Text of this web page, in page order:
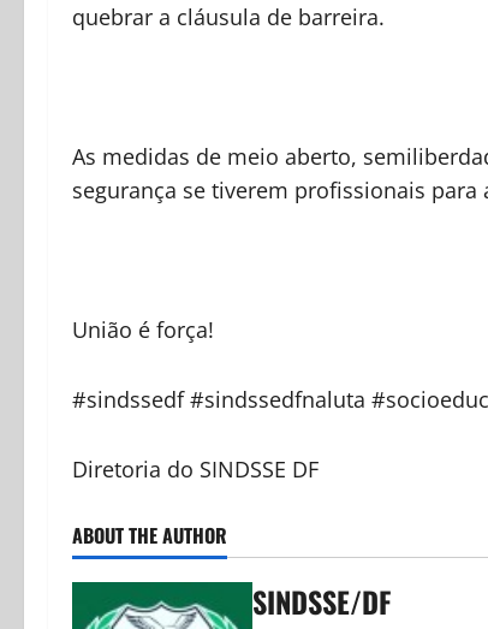
quebrar a cláusula de barreira.
As medidas de meio aberto,
segurança se tiverem profissionais para
União é força!
#sindssedf #sindssedfnaluta
Diretoria do SINDSSE DF
ABOUT THE AUTHOR
SINDSSE/DF